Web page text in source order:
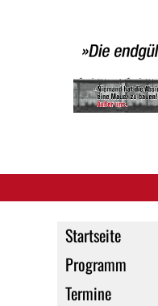
Startseite
Programm
Termine